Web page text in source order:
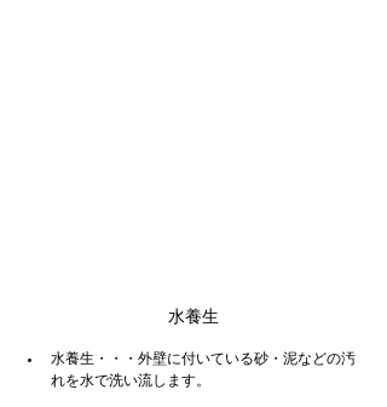
水養生
水養生・・・外壁に付いている砂・泥などの汚
れを水で洗い流します。